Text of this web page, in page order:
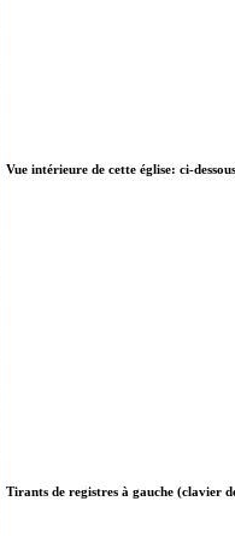
Vue intérieure de cette église: ci-
Tirants de registres à gauche (clavier